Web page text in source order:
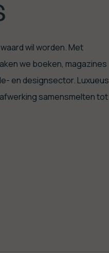
wil worden. Met
we boeken, magazines
en designsector. Luxueus
samensmelten tot